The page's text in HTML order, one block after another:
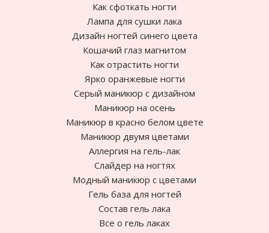
Как сфоткать ногти
Лампа для сушки лака
Дизайн ногтей синего цвета
Кошачий глаз магнитом
Как отрастить ногти
Ярко оранжевые ногти
Cерый маникюр с дизайном
Маникюр на осень
Маникюр в красно белом цвете
Маникюр двумя цветами
Аллергия на гель-лак
Слайдер на ногтях
Модный маникюр с цветами
Гель база для ногтей
Состав гель лака
Все о гель лаках